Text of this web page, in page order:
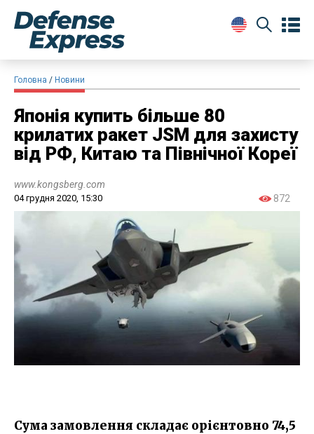
Головна Новини
Японія купить більше 80
крилатих ракет JSM для захисту
від РФ, Китаю та Північної Кореї
www.kongsberg.com
04 грудня 2020, 15:30 872
Сума замовлення складає орієнтовно 74,5